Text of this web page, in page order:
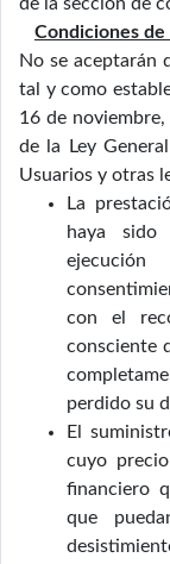
Condiciones
No se aceptarán
tal y como
16 de
de la Ley
Usuarios y otras
La
haya sido
con el
consciente
perdido su
El
cuyo
financiero
que